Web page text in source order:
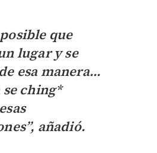
que
lugar y se
esa manera...
ching*
añadió.